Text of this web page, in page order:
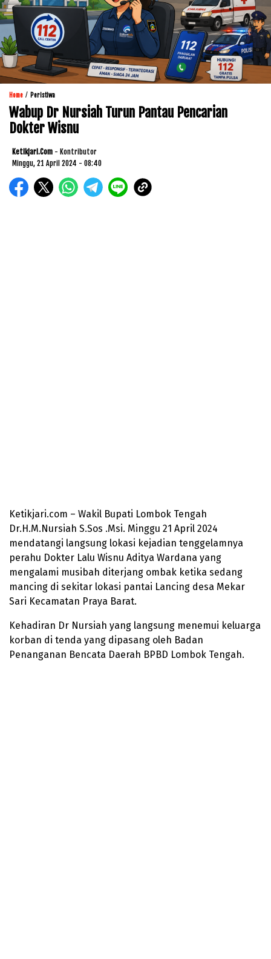
Home / Peristiwa
Wabup Dr Nursiah Turun Pantau Pencarian
Dokter Wisnu
Ketikjari.com - Kontributor
Minggu, 21 April 2024 - 08:40
Ketikjari.com – Wakil Bupati Lombok Tengah
Dr.H.M.Nursiah S.Sos .Msi. Minggu 21 April 2024
mendatangi langsung lokasi kejadian tenggelamnya
perahu Dokter Lalu Wisnu Aditya Wardana yang
mengalami musibah diterjang ombak ketika sedang
mancing di sekitar lokasi pantai Lancing desa Mekar
Sari Kecamatan Praya Barat.
Kehadiran Dr Nursiah yang langsung menemui keluarga
korban di tenda yang dipasang oleh Badan
Penanganan Bencata Daerah BPBD Lombok Tengah.